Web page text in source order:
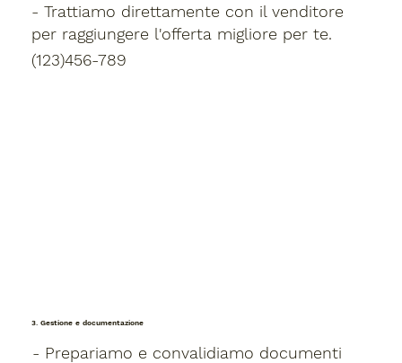
- Trattiamo direttamente con il venditore
per raggiungere l'offerta migliore per te.
(123)456-789
3. Gestione e documentazione
- Prepariamo e convalidiamo documenti